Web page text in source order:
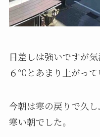
日差しは強いですが
６℃とあまり上がって
今朝は寒の戻りで久
寒い朝でした。